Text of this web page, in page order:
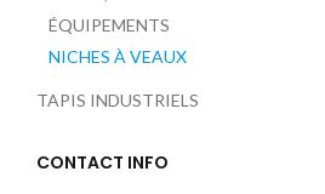
ÉQUIPEMENTS
NICHES À VEAUX
TAPIS INDUSTRIELS
CONTACT INFO